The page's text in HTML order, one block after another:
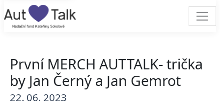
První MERCH AUTTALK- trička
by Jan Černý a Jan Gemrot
22. 06. 2023